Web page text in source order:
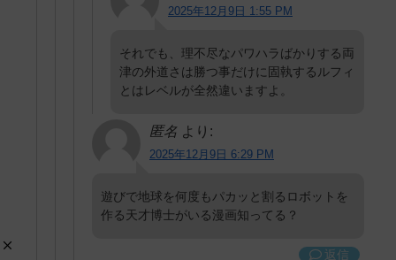
2025年12月9日 1:55 PM
それでも、理不尽なパワハラばかりする両
津の外道さは勝つ事だけに固執するルフィ
とはレベルが全然違いますよ。
匿名 より:
2025年12月9日 6:29 PM
遊びで地球を何度もパカッと割るロボットを
作る天才博士がいる漫画知ってる？
返信